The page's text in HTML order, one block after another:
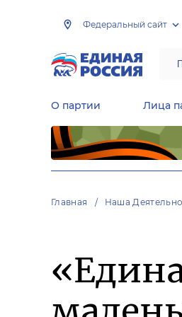
Федеральный сайт
О партии Лица
Главная Наша